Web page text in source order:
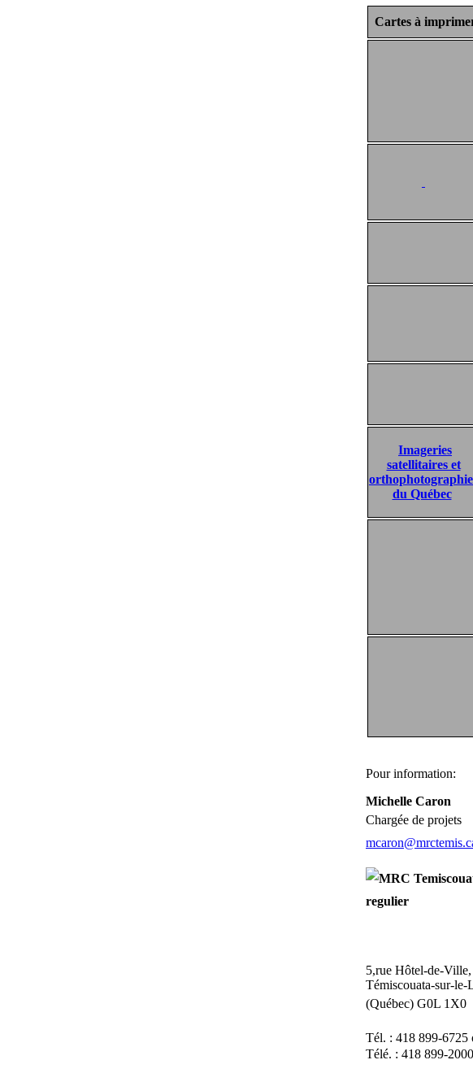
Cartes à
Imageries
satellitaires et
du Québec
Pour information:
Michelle Caron
Chargée de projets
5,rue Hôtel-de-Ville,
Témiscouata-sur-le-
(Québec) G0L 1X0
Tél. : 418 899-6725
Télé. : 418 899-2000